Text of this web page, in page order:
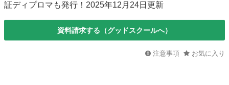
証ディプロマも発行！2025年12月24日更新
資料請求する（グッドスクールへ）
注意事項 お気に入り